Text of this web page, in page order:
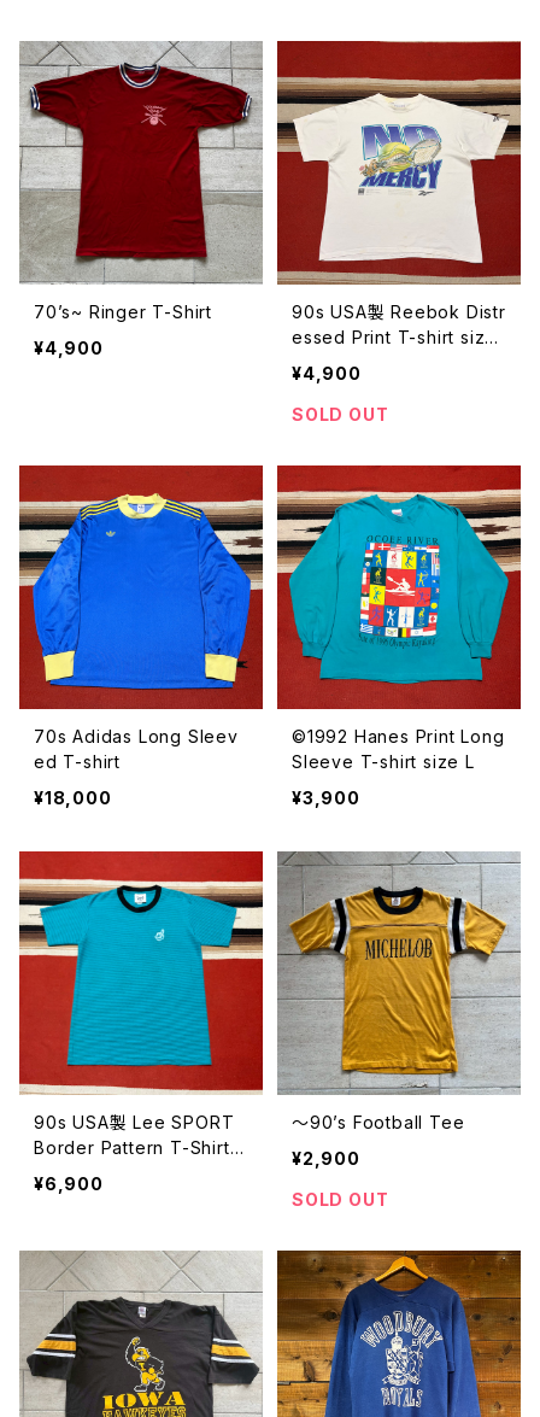
70’s~ Ringer T-Shirt
¥4,900
90s USA製 Reebok Distr
essed Print T-shirt size
XL
¥4,900
SOLD OUT
70s Adidas Long Sleev
ed T-shirt
¥18,000
©︎1992 Hanes Print Long
Sleeve T-shirt size L
¥3,900
90s USA製 Lee SPORT
Border Pattern T-Shirt s
ize M
¥6,900
〜90’s Football Tee
¥2,900
SOLD OUT